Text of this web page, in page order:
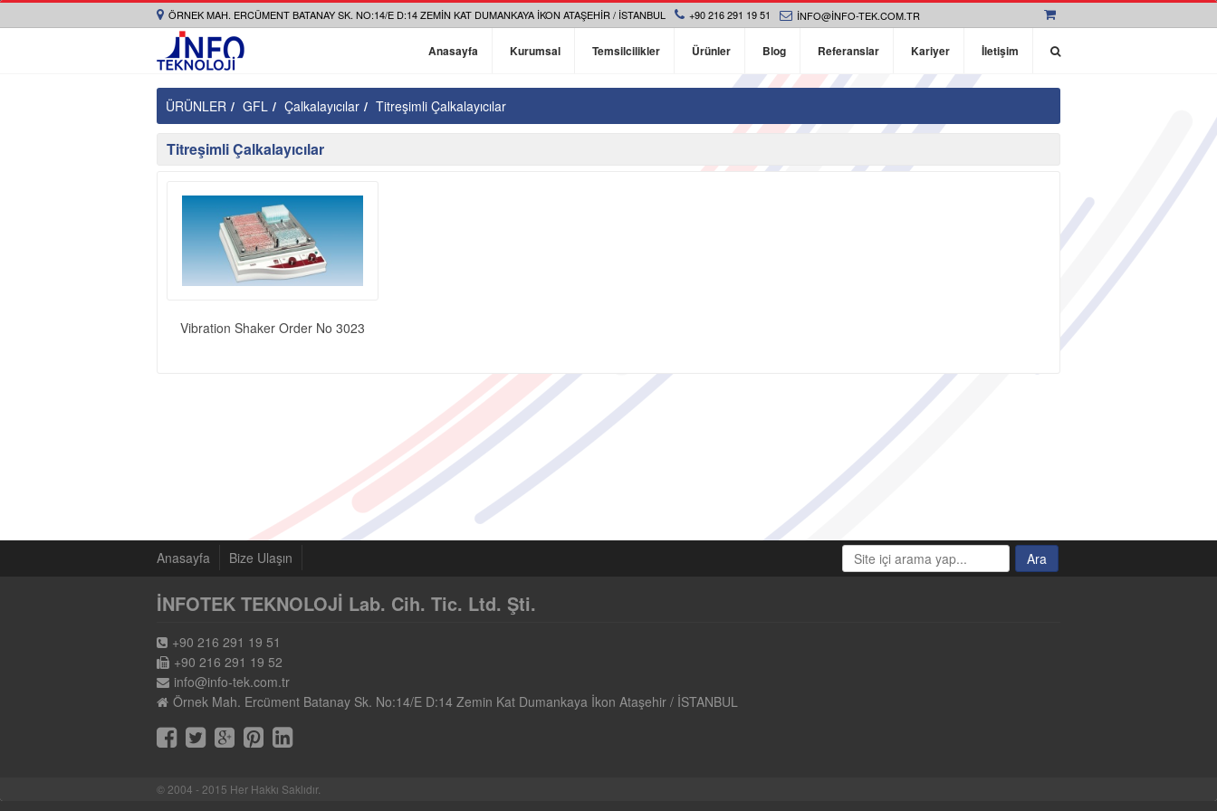
ÖRNEK MAH. ERCÜMENT BATANAY SK. NO:14/E D:14 ZEMIN KAT DUMANKAYA İKON ATAŞEHIR / İSTANBUL +90 216 291 19 51 INFO@INFO-TEK.COM.TR
Anasayfa Kurumsal Temsilcilikler Ürünler Blog Referanslar Kariyer İletişim
ÜRÜNLER GFL Çalkalayıcılar Titreşimli Çalkalayıcılar
Titreşimli Çalkalayıcılar
Vibration Shaker Order No 3023
Anasayfa Bize Ulaşın
İNFOTEK TEKNOLOJİ Lab. Cih. Tic. Ltd. Şti.
+90 216 291 19 51
+90 216 291 19 52
info@info-tek.com.tr
Örnek Mah. Ercüment Batanay Sk. No:14/E D:14 Zemin Kat Dumankaya İkon Ataşehir / İSTANBUL
© 2004 - 2015 Her Hakkı Saklıdır.